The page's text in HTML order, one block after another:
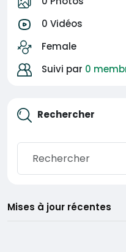
0 Vidéos
Female
Suivi par 0
Rechercher
Mises à jour récentes